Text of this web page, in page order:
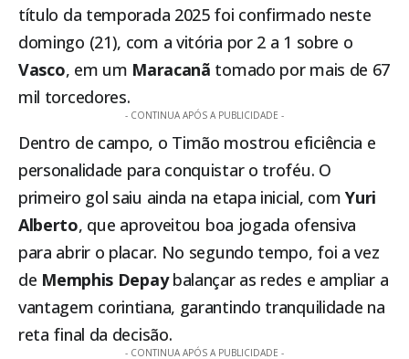
título da temporada 2025 foi confirmado neste
domingo (21), com a vitória por 2 a 1 sobre o
Vasco, em um Maracanã tomado por mais de 67
mil torcedores.
- CONTINUA APÓS A PUBLICIDADE -
Dentro de campo, o Timão mostrou eficiência e
personalidade para conquistar o troféu. O
primeiro gol saiu ainda na etapa inicial, comYuri
Alberto, que aproveitou boa jogada ofensiva
para abrir o placar. No segundo tempo, foi a vez
de Memphis Depaybalançar as redes e ampliar a
vantagem corintiana, garantindo tranquilidade na
reta final da decisão.
- CONTINUA APÓS A PUBLICIDADE -